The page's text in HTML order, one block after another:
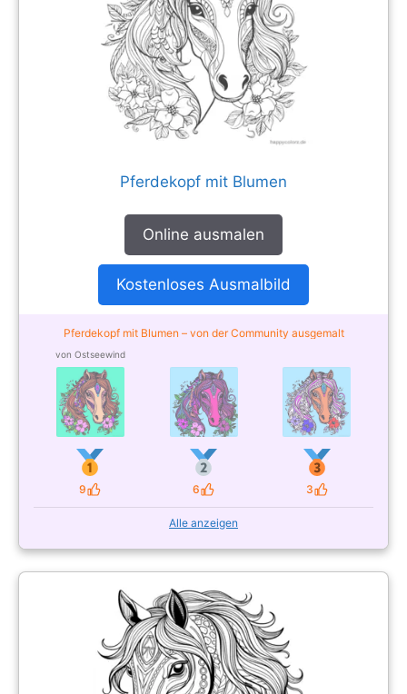
Pferdekopf mit Blumen
Online ausmalen
Kostenloses Ausmalbild
Pferdekopf mit Blumen – von der Community ausgemalt
von Ostseewind
9
Likes 6
Likes 3
Likes
Alle anzeigen